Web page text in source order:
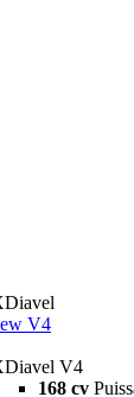
V4
V4
168 cv